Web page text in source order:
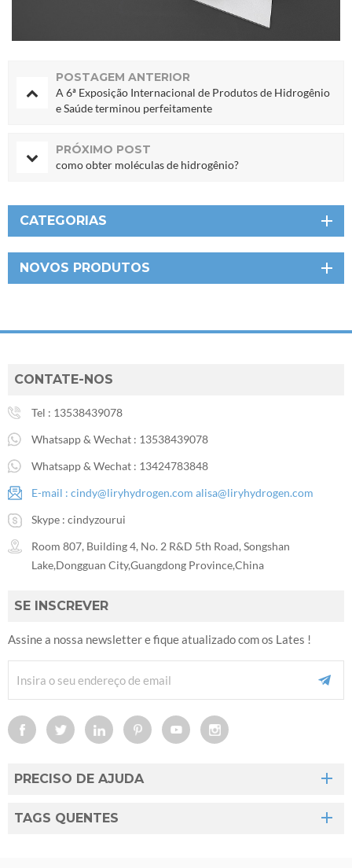
POSTAGEM ANTERIOR
A 6ª Exposição Internacional de Produtos de Hidrogênio
e Saúde terminou perfeitamente
PRÓXIMO POST
como obter moléculas de hidrogênio?
CATEGORIAS
NOVOS PRODUTOS
CONTATE-NOS
Tel : 13538439078
Whatsapp & Wechat : 13538439078
Whatsapp & Wechat : 13424783848
E-mail : cindy@liryhydrogen.com alisa@liryhydrogen.com
Skype : cindyzourui
Room 807, Building 4, No. 2 R&D 5th Road, Songshan
Lake,Dongguan City,Guangdong Province,China
SE INSCREVER
Assine a nossa newsletter e fique atualizado com os Lates !
PRECISO DE AJUDA
TAGS QUENTES